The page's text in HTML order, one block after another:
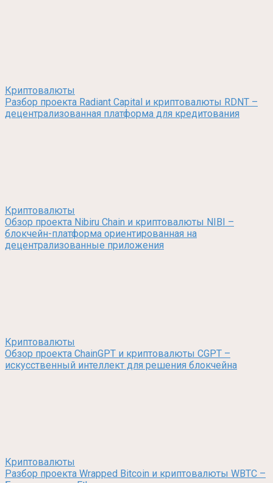
Криптовалюты
Разбор проекта Radiant Capital и криптовалюты RDNT –
децентрализованная платформа для кредитования
Криптовалюты
Обзор проекта Nibiru Chain и криптовалюты NIBI –
блокчейн-платформа ориентированная на
децентрализованные приложения
Криптовалюты
Обзор проекта ChainGPT и криптовалюты CGPT –
искусственный интеллект для решения блокчейна
Криптовалюты
Разбор проекта Wrapped Bitcoin и криптовалюты WBTC –